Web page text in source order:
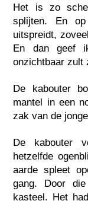
Het is zo
splijten. En
uitspreidt,
En dan geef
onzichtbaar zult
De kabouter
mantel in een
zak van de
De kabouter
hetzelfde
aarde spleet
gang. Door
kasteel. Het